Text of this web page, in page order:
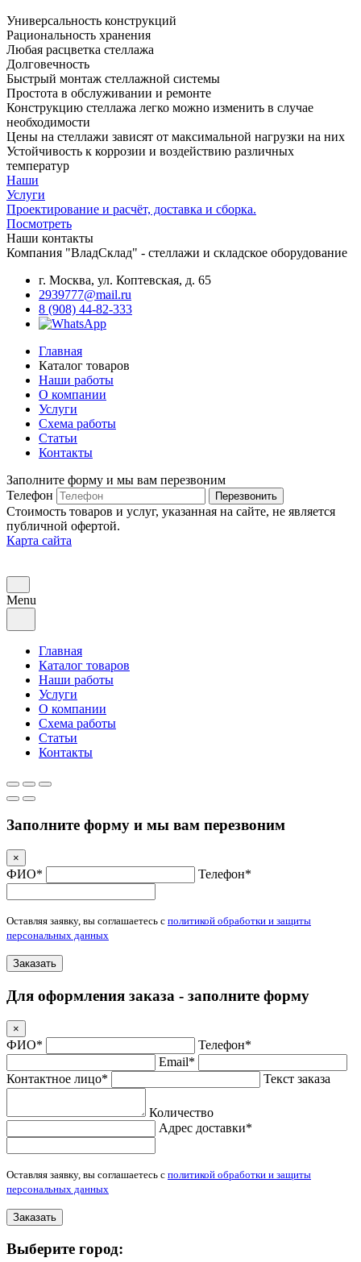
Универсальность конструкций
Рациональность хранения
Любая расцветка стеллажа
Долговечность
Быстрый монтаж стеллажной системы
Простота в обслуживании и ремонте
Конструкцию стеллажа легко можно изменить в случае
необходимости
Цены на стеллажи зависят от максимальной нагрузки на них
Устойчивость к коррозии и воздействию различных
температур
Наши
Услуги
Проектирование и расчёт, доставка и сборка.
Посмотреть
Наши контакты
Компания "ВладСклад" - стеллажи и складское оборудование
г. Москва, ул. Коптевская, д. 65
2939777@mail.ru
8 (908) 44-82-333
Главная
Каталог товаров
Наши работы
О компании
Услуги
Схема работы
Статьи
Контакты
Заполните форму и мы вам перезвоним
Телефон
Перезвонить
Стоимость товаров и услуг, указанная на сайте, не является
публичной офертой.
Карта сайта
Menu
Главная
Каталог товаров
Наши работы
Услуги
О компании
Схема работы
Статьи
Контакты
Заполните форму и мы вам перезвоним
×
ФИО* Телефон*
Оставляя заявку, вы соглашаетесь с политикой обработки и защиты
персональных данных
Заказать
Для оформления заказа - заполните форму
×
ФИО*
Телефон*
Email*
Контактное лицо*
Текст заказа
Количество
Адрес доставки*
Оставляя заявку, вы соглашаетесь с политикой обработки и защиты
персональных данных
Заказать
Выберите город: